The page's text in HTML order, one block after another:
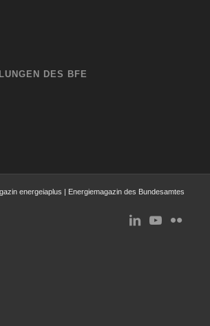
DES BFE
energeiaplus | Energiemagazin des Bundesamtes